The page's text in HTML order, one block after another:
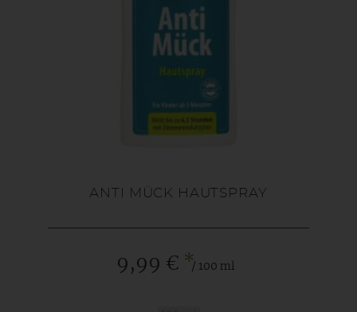
ANTI MÜCK HAUTSPRAY
9,99 € */ 100 ml